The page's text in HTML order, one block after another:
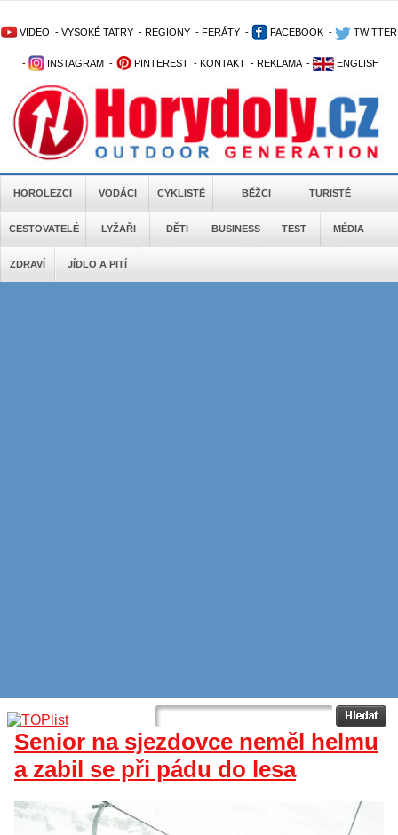
VIDEO - VYSOKÉ TATRY - REGIONY - FERÁTY - FACEBOOK - TWITTER
- INSTAGRAM - PINTEREST - KONTAKT - REKLAMA - ENGLISH
HOROLEZCI VODÁCI CYKLISTÉ BĚŽCI TURISTÉ
CESTOVATELÉ LYŽAŘI DĚTI BUSINESS TEST MÉDIA
ZDRAVÍ JÍDLO A PITÍ
Senior na sjezdovce neměl helmu
a zabil se při pádu do lesa